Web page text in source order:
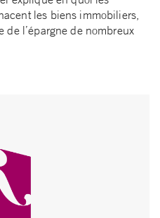
les biens immobiliers,
de l’épargne de nombreux